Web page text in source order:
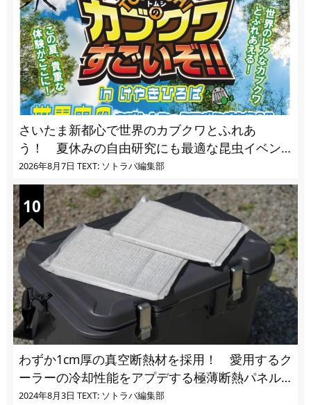
さいたま新都心で世界のカブクワとふれあ
う！ 夏休みの自由研究にも最適な昆虫イベン
ト
2026年8月7日 TEXT: ソトラバ編集部
わずか1cm厚の真空断熱材を採用！ 愛用するク
ーラーの冷却性能をアプデする極薄断熱パネル
の実力とは
2024年8月3日 TEXT: ソトラバ編集部